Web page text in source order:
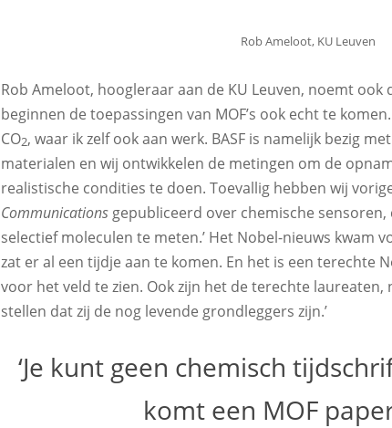
Rob Ameloot, KU Leuven
Rob Ameloot, hoogleraar aan de KU Leuven, noemt ook
beginnen de toepassingen van MOF’s ook echt te
CO2, waar ik zelf ook aan werk. BASF is namelijk bezig
materialen en wij ontwikkelen de metingen om de
realistische condities te doen. Toevallig hebben wij
Communicationsgepubliceerd over chemische sensoren,
selectief moleculen te meten.’ Het Nobel-nieuws kwam
zat er al een tijdje aan te komen. En het is een terechte
voor het veld te zien. Ook zijn het de terechte laureaten,
stellen dat zij de nog levende grondleggers zijn.’
‘Je kunt geen chemisch
komt een MOF